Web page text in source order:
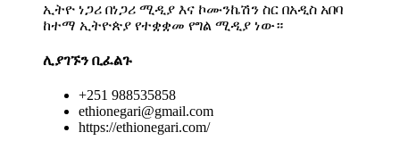
ኢትዮ ነጋሪ በነጋሪ ሚዲያ እና ኮሙንኬሽን ስር በአዲስ አበባ
ከተማ ኢትዮጵያ የተቋቋመ የግል ሚዲያ ነው።
ሊያገኙን ቢፈልጉ
+251 988535858
ethionegari@gmail.com
https://ethionegari.com/